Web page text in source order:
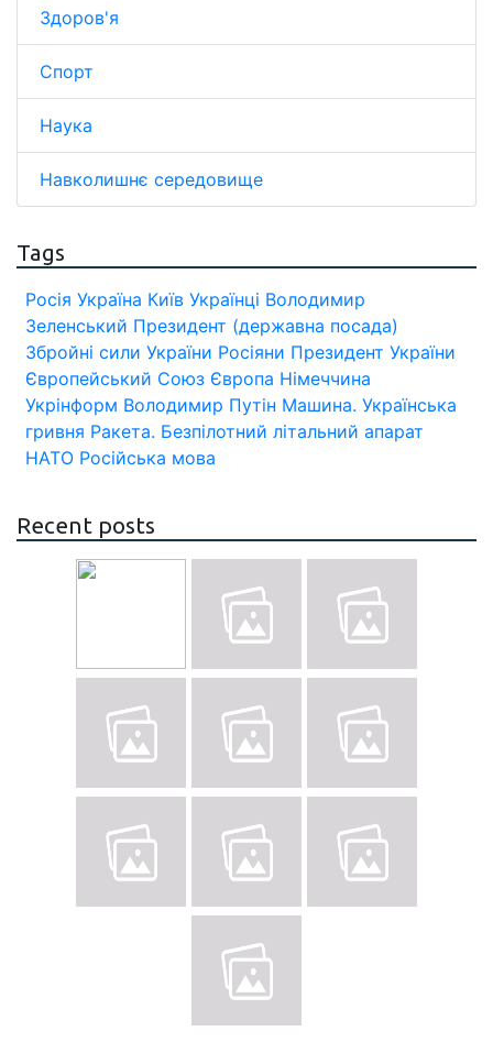
Здоров'я
Спорт
Наука
Навколишнє середовище
Tags
Росія Україна Київ Українці Володимир
Зеленський Президент (державна посада)
Збройні сили України Росіяни Президент України
Європейський Союз Європа Німеччина
Укрінформ Володимир Путін Машина. Українська
гривня Ракета. Безпілотний літальний апарат
НАТО Російська мова
Recent posts